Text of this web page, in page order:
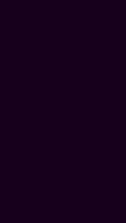
individuellen
Für strahlende
an ihren Zähnen
Vertrauen unsere
Deinem Termin
Um das zu
besonders viel Zeit,
zu
und Dir Deine
Denn nur